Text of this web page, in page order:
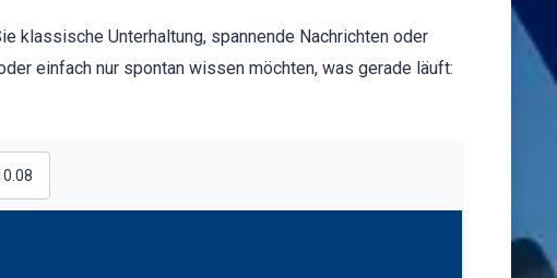
klassische Unterhaltung, spannende Nachrichten oder
einfach nur spontan wissen möchten, was gerade läuft: